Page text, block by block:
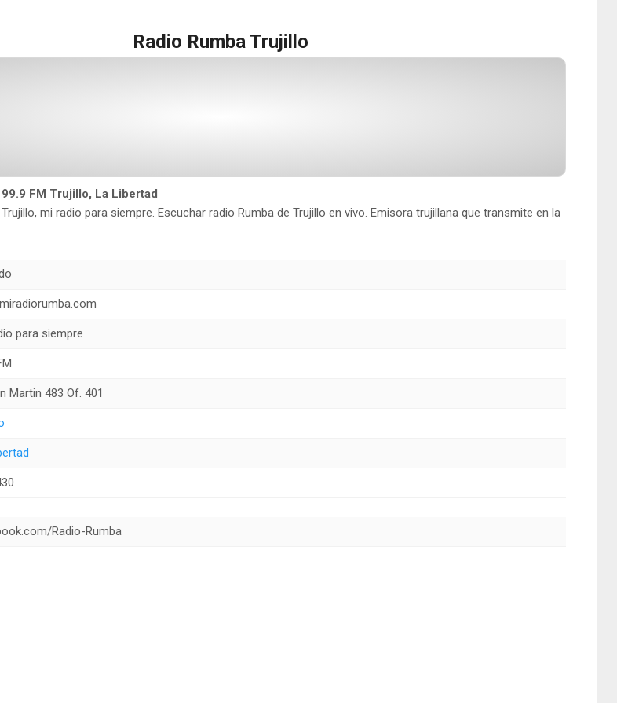
Radio Rumba Trujillo
FM Trujillo, La Libertad
mi radio para siempre. Escuchar radio Rumba de Trujillo en vivo. Emisora trujillana que transmite en la
para siempre
Martin 483 Of. 401
Radio-Rumba